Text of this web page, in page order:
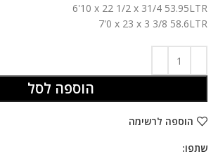
6'10 x 22 1/2 x 31/4 53.95LTR
7'0 x 23 x 3 3/8 58.6LTR
הוספה לסל
הוספה לרשימה
שתפו: